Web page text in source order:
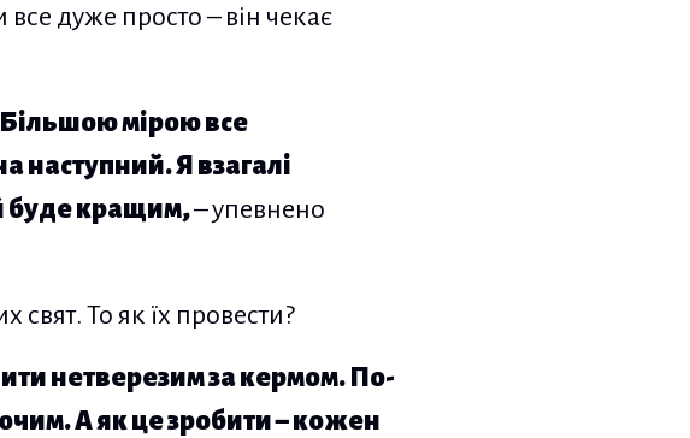
дуже просто – він чекає
мірою все
наступний. Я взагалі
буде кращим,– упевнено
То як їх провести?
нетверезим за кермом. По-
А як це зробити – кожен